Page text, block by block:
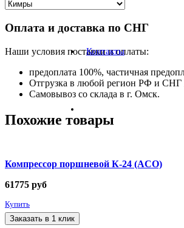
Контакты
Оплата и доставка по СНГ
Наши условия поставки и оплаты:
предоплата 100%, частичная
Отгрузка в любой регион РФ и СНГ
Самовывоз со склада в г. Омск.
Похожие товары
Компрессор поршневой К-24 (ACO)
61775 руб
Купить
Заказать в 1 клик